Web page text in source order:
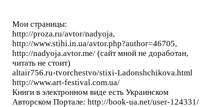
Мои страницы:
http://proza.ru/avtor/nadyoja,
http://www.stihi.in.ua/avtor.php?author=46705,
http://nadyoja.avtor.me/ (сайт мной не доработан,
читать не стоит)
altair756.ru›tvorchestvo/stixi-Ladonshchikova.html
http://www.art-festival.com.ua/
Книги в электронном виде есть Украинском
Авторском Портале: http://book-ua.net/user-124331/